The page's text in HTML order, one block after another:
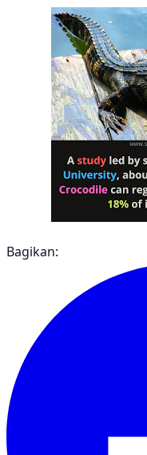
Bagikan: